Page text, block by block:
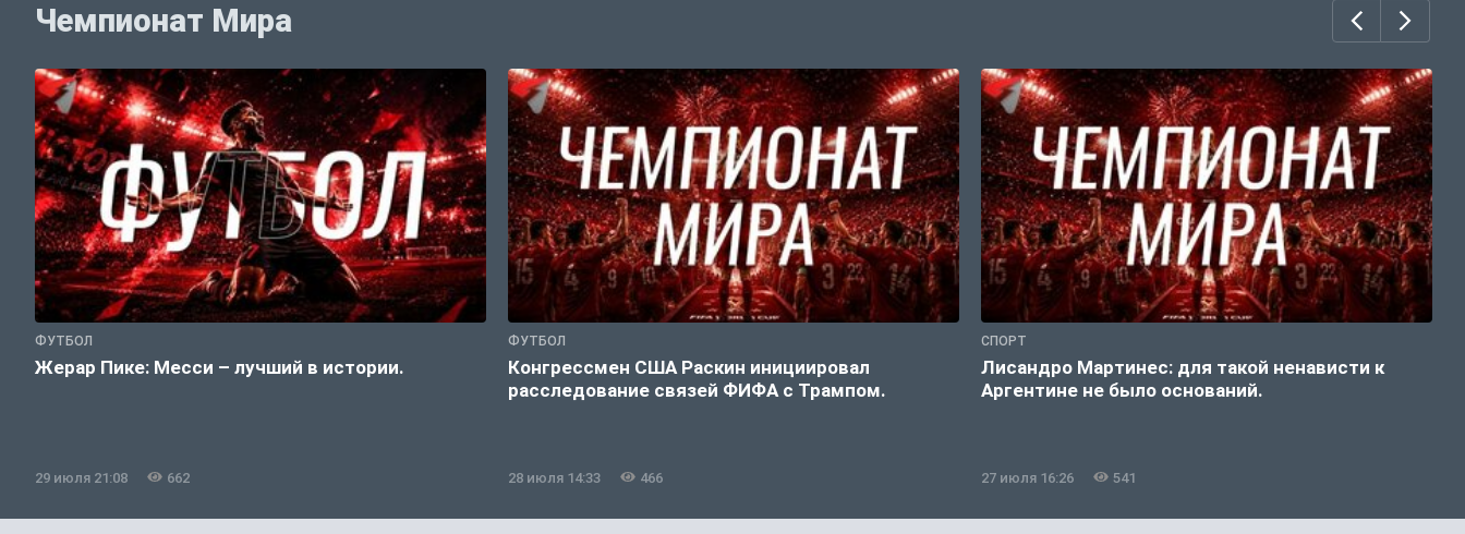
Чемпионат Мира
ФУТБОЛ
Жерар Пике: Месси – лучший в истории.
29 июля 21:08 662
ФУТБОЛ
Конгрессмен США Раскин инициировал
расследование связей ФИФА с Трампом.
28 июля 14:33 466
СПОРТ
Лисандро Мартинес: для такой ненависти к
Аргентине не было оснований.
27 июля 16:26 541